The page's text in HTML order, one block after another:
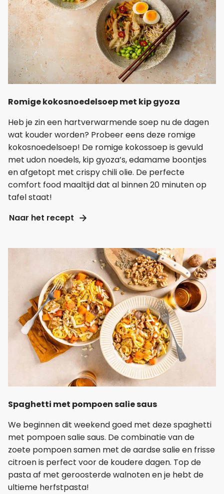
Romige kokosnoedelsoep met kip gyoza
Heb je zin een hartverwarmende soep nu de dagen
wat kouder worden? Probeer eens deze romige
kokosnoedelsoep! De romige kokossoep is gevuld
met udon noedels, kip gyoza’s, edamame boontjes
en afgetopt met crispy chili olie. De perfecte
comfort food maaltijd dat al binnen 20 minuten op
tafel staat!
Naar het recept
Spaghetti met pompoen salie saus
We beginnen dit weekend goed met deze spaghetti
met pompoen salie saus. De combinatie van de
zoete pompoen samen met de aardse salie en frisse
citroen is perfect voor de koudere dagen. Top de
pasta af met geroosterde walnoten en je hebt de
ultieme herfstpasta!